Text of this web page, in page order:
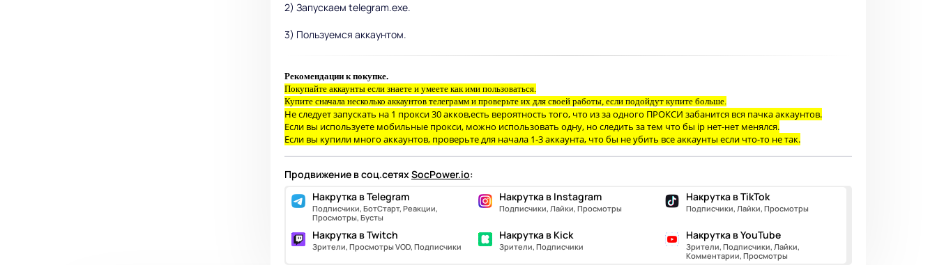
2) Запускаем telegram.exe.
3) Пользуемся аккаунтом.
Рекомендации к покупке.
Покупайте аккаунты если знаете и умеете как ими пользоваться.
Купите сначала несколько аккаунтов телеграмм и проверьте их для своей работы, если подойдут купите больше.
Не следует запускать на 1 прокси 30 акков,есть вероятность того, что из за одного ПРОКСИ забанится вся пачка аккаунтов.
Если вы используете мобильные прокси, можно использовать одну, но следить за тем что бы ip нет-нет менялся.
Если вы купили много аккаунтов, проверьте для начала 1-3 аккаунта, что бы не убить все аккаунты если что-то не так.
Продвижение в соц.сетяхSocPower.io:
Накрутка в Telegram
Подписчики, БотСтарт, Реакции,
Просмотры, Бусты
Накрутка в Instagram
Подписчики, Лайки, Просмотры
Накрутка в TikTok
Подписчики, Лайки, Просмотры
Накрутка в Twitch
Зрители, Просмотры VOD, Подписчики
Накрутка в Kick
Зрители, Подписчики
Накрутка в YouTube
Зрители, Подписчики, Лайки,
Комментарии, Просмотры